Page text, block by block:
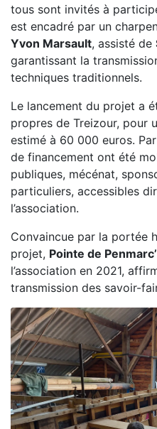
tous sont invités à
est encadré par un
Yvon Marsault, assisté de
garantissant la
techniques traditionnels.
Le lancement du projet a
propres de Treizour, pour
estimé à 60 000 euros.
de financement ont été
publiques, mécénat,
particuliers, accessibles
l’association.
Convaincue par la portée
projet, Pointe de
l’association en 2021,
transmission des savoir-